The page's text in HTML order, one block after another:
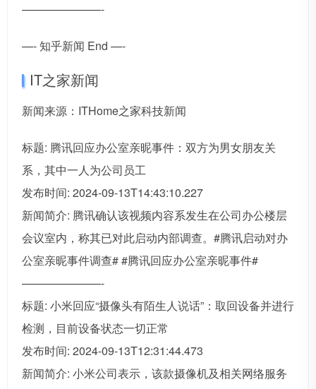
———————-
—- 知乎新闻 End —-
IT之家新闻
新闻来源：ITHome之家科技新闻
标题: 腾讯回应办公室亲昵事件：双方为男女朋友关
系，其中一人为公司员工
发布时间: 2024-09-13T14:43:10.227
新闻简介: 腾讯确认该视频内容系发生在公司办公楼层
会议室内，称其已对此启动内部调查。#腾讯启动对办
公室亲昵事件调查# #腾讯回应办公室亲昵事件#
———————-
标题: 小米回应“摄像头有陌生人说话”：取回设备并进行
检测，目前设备状态一切正常
发布时间: 2024-09-13T12:31:44.473
新闻简介: 小米公司表示，该款摄像机及相关网络服务